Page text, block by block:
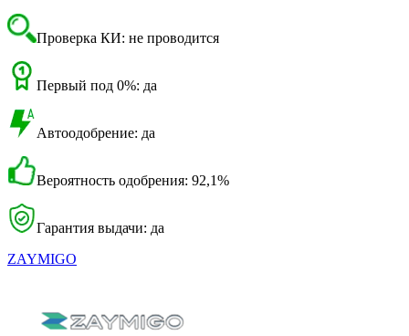
Проверка КИ: не проводится
Первый под 0%: да
Автоодобрение: да
Вероятность одобрения: 92,1%
Гарантия выдачи: да
ZAYMIGO